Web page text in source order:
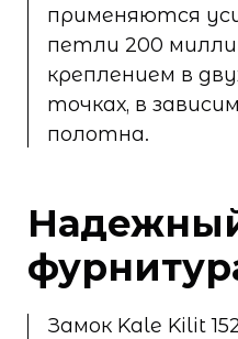
применяются
петли 200
креплением в
точках, в
полотна.
Замок Kale Kilit